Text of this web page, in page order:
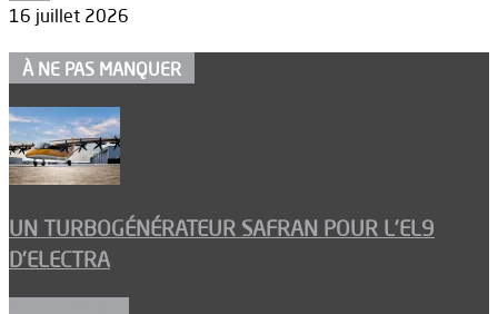
16 juillet 2026
À NE PAS MANQUER
UN TURBOGÉNÉRATEUR SAFRAN POUR L’EL9
D’ELECTRA